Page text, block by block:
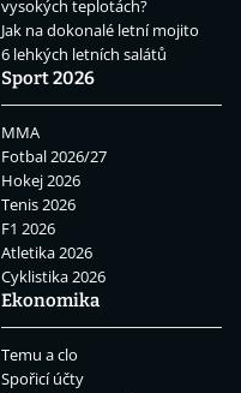
vysokých teplotách?
Jak na dokonalé letní mojito
6 lehkých letních salátů
Sport 2026
MMA
Fotbal 2026/27
Hokej 2026
Tenis 2026
F1 2026
Atletika 2026
Cyklistika 2026
Ekonomika
Temu a clo
Spořicí účty